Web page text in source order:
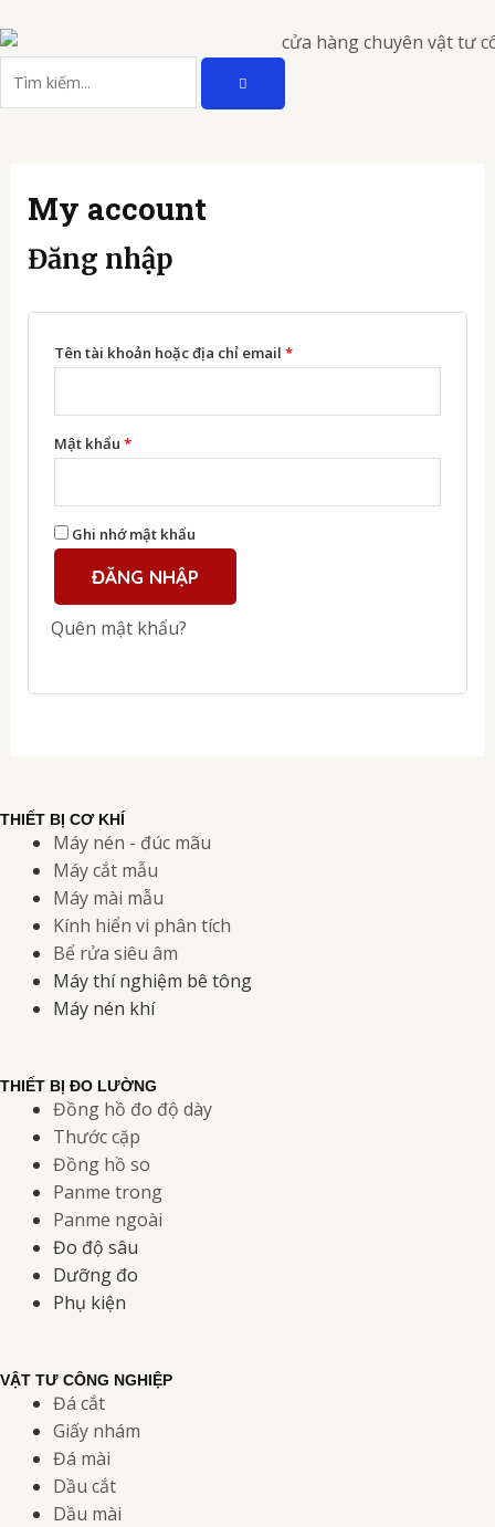
tới
dung
kiếm
TÌM
KIẾM
My account
Đăng nhập
Tên tài khoản hoặc địa chỉ email *
buộc
Mật khẩu *
Ghi nhớ mật khẩu
ĐĂNG NHẬP
Quên mật khẩu?
THIẾT BỊ CƠ KHÍ
Máy nén - đúc mãu
Máy cắt mẫu
Máy mài mẫu
Kính hiển vi phân tích
Bể rửa siêu âm
Máy thí nghiệm bê tông
Máy nén khí
THIẾT BỊ ĐO LƯỜNG
Đồng hồ đo độ dày
Thước cặp
Đồng hồ so
Panme trong
Panme ngoài
Đo độ sâu
Dưỡng đo
Phụ kiện
VẬT TƯ CÔNG NGHIỆP
Đá cắt
Giấy nhám
Đá mài
Dầu cắt
Dầu mài